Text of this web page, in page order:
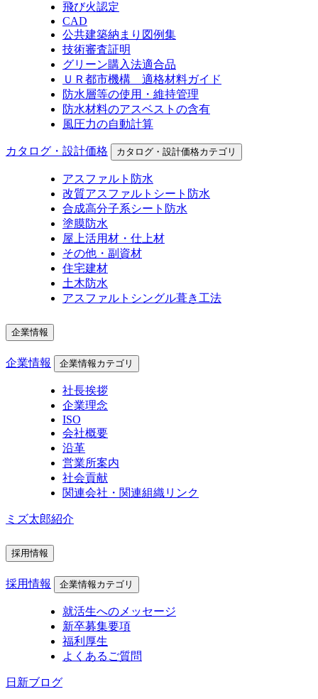
飛び火認定
CAD
公共建築納まり図例集
技術審査証明
グリーン購入法適合品
ＵＲ都市機構 適格材料ガイド
防水層等の使用・維持管理
防水材料のアスベストの含有
風圧力の自動計算
カタログ・設計価格 カタログ・設計価格カテゴリ
アスファルト防水
改質アスファルトシート防水
合成高分子系シート防水
塗膜防水
屋上活用材・仕上材
その他・副資材
住宅建材
土木防水
アスファルトシングル葺き工法
企業情報
企業情報 企業情報カテゴリ
社長挨拶
企業理念
ISO
会社概要
沿革
営業所案内
社会貢献
関連会社・関連組織リンク
ミズ太郎紹介
採用情報
採用情報 企業情報カテゴリ
就活生へのメッセージ
新卒募集要項
福利厚生
よくあるご質問
日新ブログ